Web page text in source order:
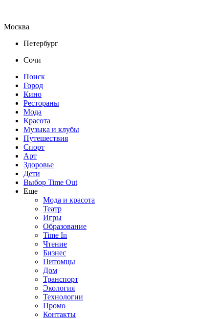
Москва
Петербург
Сочи
Поиск
Город
Кино
Рестораны
Мода
Красота
Музыка и клубы
Путешествия
Спорт
Арт
Здоровье
Дети
Выбор Time Out
Еще
Мода и красота
Театр
Игры
Образование
Time In
Чтение
Бизнес
Питомцы
Дом
Транспорт
Экология
Технологии
Промо
Контакты